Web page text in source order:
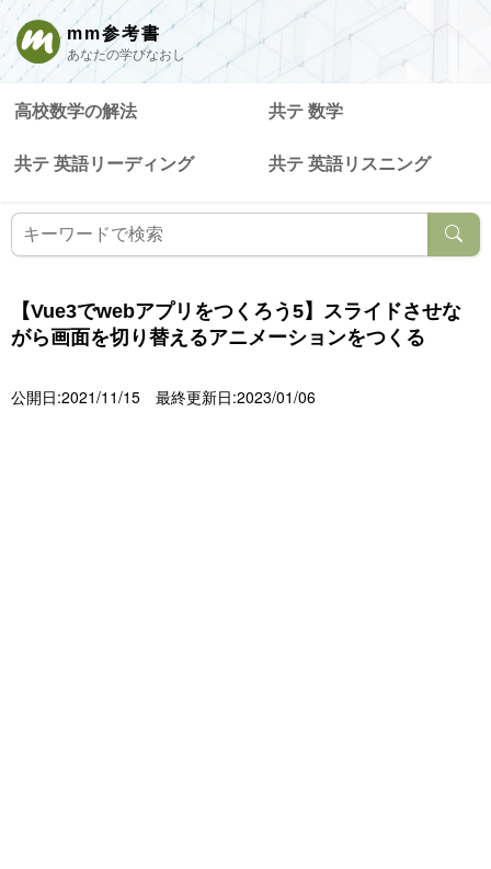
mm参考書
あなたの学びなおし
高校数学の解法 共テ 数学
共テ 英語リーディング 共テ 英語リスニング
【Vue3でwebアプリをつくろう5】スライドさせな
がら画面を切り替えるアニメーションをつくる
公開日:2021/11/15 最終更新日:2023/01/06